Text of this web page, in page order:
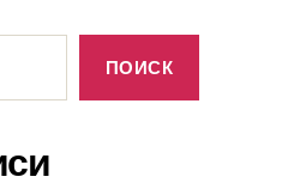
ПОИСК